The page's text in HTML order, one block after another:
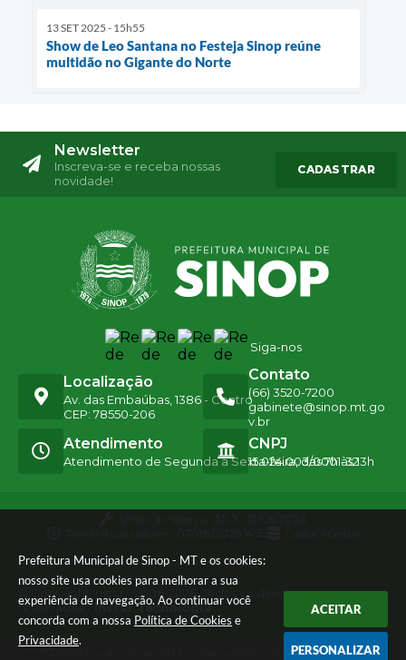
Prefeitura Municipal de Sinop - MT e os cookies:
nosso site usa cookies para melhorar a sua
experiência de navegação. Ao continuar você
concorda com a nossa Política de Cookies e
Privacidade.
ACEITAR
PERSONALIZAR
13 SET 2025 - 15h55
Show de Leo Santana no Festeja Sinop reúne
multidão no Gigante do Norte
Newsletter
Inscreva-se e receba nossas
novidade!
CADASTRAR
Siga-nos
Localização
Av. das Embaúbas, 1386 - Centro
CEP: 78550-206
Contato
(66) 3520-7200
gabinete@sinop.mt.go
v.br
Atendimento
Atendimento de Segunda a Sexta-feira, das 7h às 13h
CNPJ
15.024.003/0001-32
© Copyright Instar - 2006-2026. Todos os direitos
reservados - Instar Tecnologia